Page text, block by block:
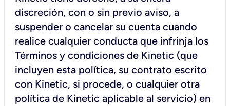
discreción, con o sin previo aviso, a
suspender o cancelar su cuenta cuando
realice cualquier conducta que infrinja los
Términos y condiciones de Kinetic (que
incluyen esta política, su contrato escrito
con Kinetic, si procede, o cualquier otra
política de Kinetic aplicable al servicio) en